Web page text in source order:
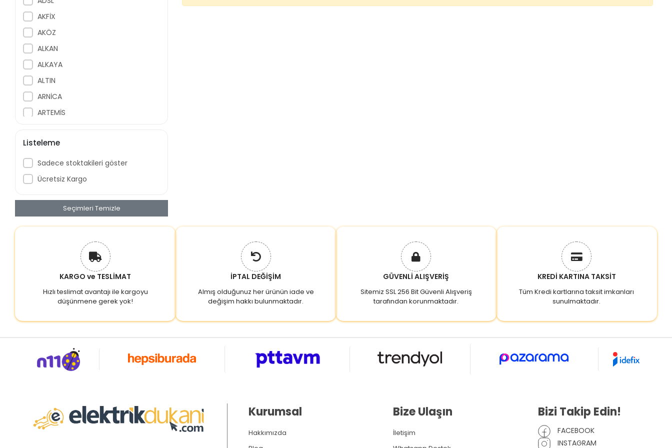
AKFİX
AKÖZ
ALKAN
ALKAYA
ALTIN
ARNİCA
ARTEMİS
ASPİLSAN
AUDIO
AUTONİCS
BAYSALLAR
BRAYTRON
CATA
ÇETİNLER
ÇETSAN
ÇİLİNGİROĞLU
CNTD
DAT
DBK
Listeleme
Sadece stoktakileri göster
Ücretsiz Kargo
Seçimleri Temizle
KARGO ve TESLİMAT
Hızlı teslimat avantajı ile kargoyu
düşünmene gerek yok!
İPTAL DEĞİŞİM
Almış olduğunuz her ürünün iade ve
değişim hakkı bulunmaktadır.
GÜVENLİ ALIŞVERİŞ
Sitemiz SSL 256 Bit Güvenli Alışveriş
tarafından korunmaktadır.
KREDİ KARTINA TAKSİT
Tüm Kredi kartlarına taksit imkanları
sunulmaktadır.
Kurumsal
Hakkımızda
Bize Ulaşın
İletişim
Bizi Takip Edin!
FACEBOOK
INSTAGRAM